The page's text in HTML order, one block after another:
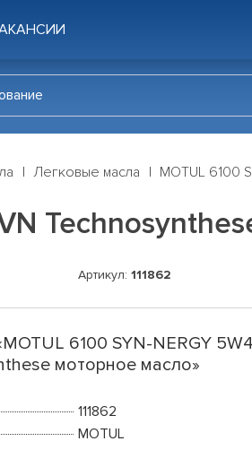
Легковые масла MOTUL 6100
Артикул: 111862
6100 SYN-NERGY
моторное масло»
111862
MOTUL